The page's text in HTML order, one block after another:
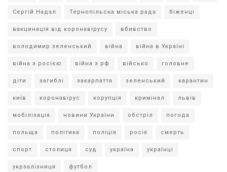
Сергій Надал Тернопільска міська рада біженці
вакцинація від коронавірусу вбивство
володимир зеленський війна війна в Україні
війна з росією війна з рф військо головне
діти загиблі закарпаття зеленський карантин
київ коронавірус корупція кримінал львів
мобілізація новини України обстріл погода
польща політика поліція росія смерть
спорт столиця суд україна українці
укрзалізниця футбол